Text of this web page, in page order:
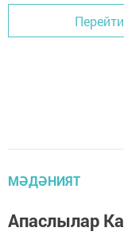
МӘДӘНИЯТ
Апаслылар